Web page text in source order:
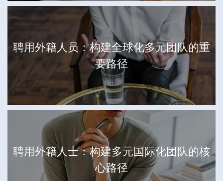
聘用外籍人员：构建全球化多元团队的重
要路径
聘用外籍人士：构建多元国际化团队的核
心路径